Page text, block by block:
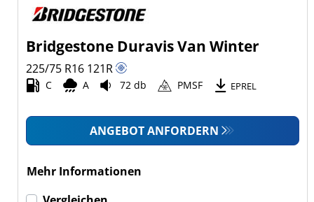
Bridgestone Duravis Van Winter
225/75 R16 121R
C A 72 db PMSF EPREL
ANGEBOT ANFORDERN
Mehr Informationen